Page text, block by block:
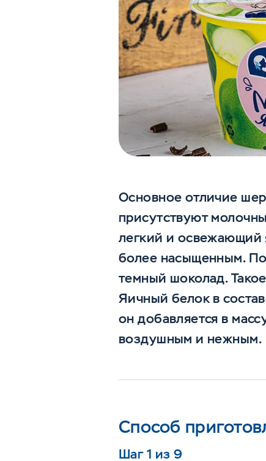
Основное отличие
присутствуют
легкий и освежающий
более насыщенным.
темный шоколад.
Яичный белок в
он добавляется в
воздушным и нежным.
Способ
Шаг 1 из 9